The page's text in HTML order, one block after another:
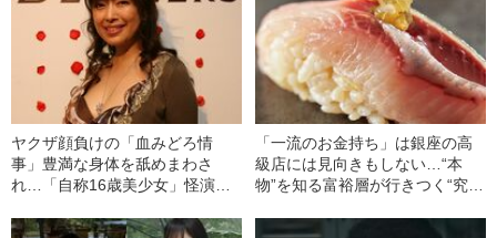
編）
ヤクザ顔負けの「血みどろ情
事」豊満な身体を舐めまわさ
れ…「自称16歳美少女」怪演
ぎる“熟れ方”
「一流のお金持ち」は銀座の高
級店には見向きもしない…“本
物”を知る富裕層が行きつく“究極